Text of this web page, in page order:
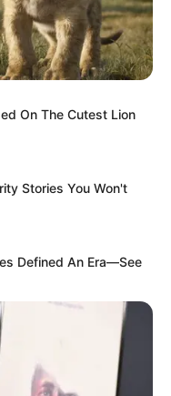
On The Cutest Lion
Stories You Won't
Defined An Era—See